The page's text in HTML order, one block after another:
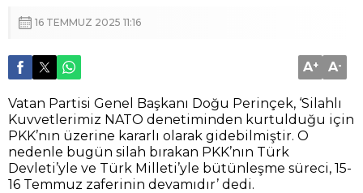
16 TEMMUZ 2025 11:16
A+ A-
Vatan Partisi Genel Başkanı Doğu Perinçek, ‘Silahlı
Kuvvetlerimiz NATO denetiminden kurtulduğu için
PKK’nın üzerine kararlı olarak gidebilmiştir. O
nedenle bugün silah bırakan PKK’nın Türk
Devleti’yle ve Türk Milleti’yle bütünleşme süreci, 15-
16 Temmuz zaferinin devamıdır’ dedi.